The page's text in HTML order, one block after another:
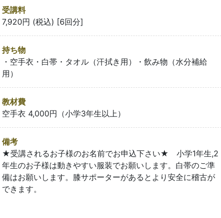
受講料
7,920円 (税込) [6回分]
持ち物
・空手衣・白帯・タオル（汗拭き用）・飲み物（水分補給
用）
教材費
空手衣 4,000円（小学3年生以上）
備考
★受講されるお子様のお名前でお申込下さい★ 小学1年生,2
年生のお子様は動きやすい服装でお願いします。白帯のご準
備はお願いします。膝サポーターがあるとより安全に稽古が
できます。